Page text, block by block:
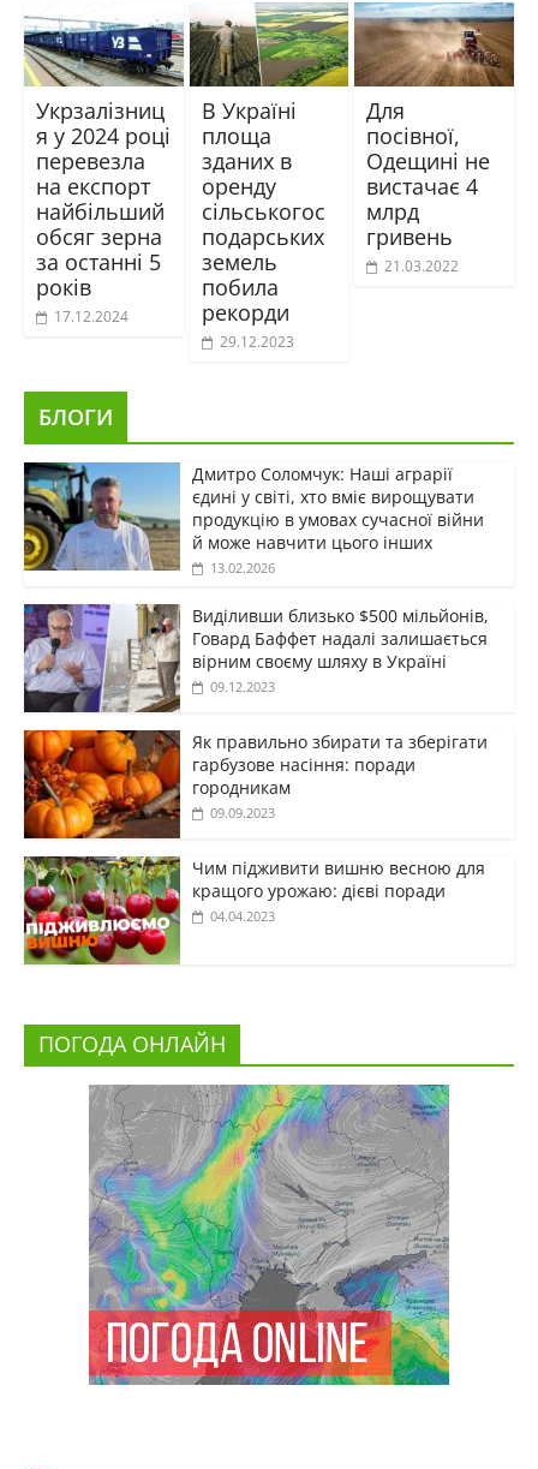
Укрзалізниц
я у 2024 році
перевезла
на експорт
найбільший
обсяг зерна
за останні 5
років
17.12.2024
В Україні
площа
зданих в
оренду
сільськогос
подарських
земель
побила
рекорди
29.12.2023
Для
посівної,
Одещині не
вистачає 4
млрд
гривень
21.03.2022
БЛОГИ
Дмитро Соломчук: Наші аграрії
єдині у світі, хто вміє вирощувати
продукцію в умовах сучасної війни
й може навчити цього інших
13.02.2026
Виділивши близько $500 мільйонів,
Говард Баффет надалі залишається
вірним своєму шляху в Україні
09.12.2023
Як правильно збирати та зберігати
гарбузове насіння: поради
городникам
09.09.2023
Чим підживити вишню весною для
кращого урожаю: дієві поради
04.04.2023
ПОГОДА ОНЛАЙН